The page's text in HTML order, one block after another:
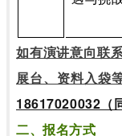
如有演讲意向联
展台、资料入袋
18617020032（
二、报名方式